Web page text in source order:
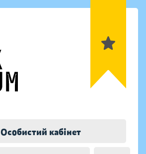
Особистий кабінет